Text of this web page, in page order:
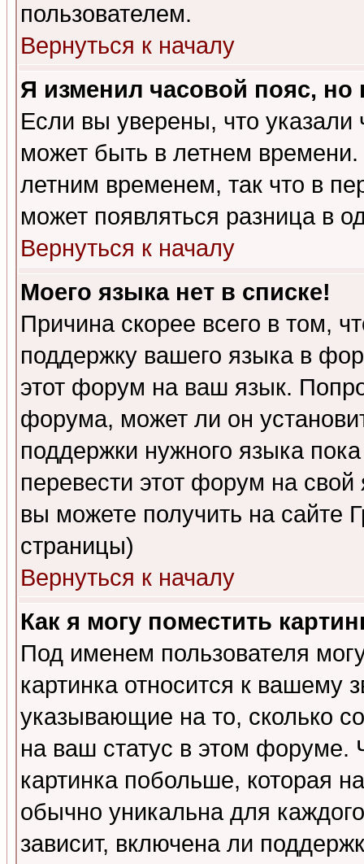
пользователем.
Вернуться к началу
Я изменил часовой пояс,
Если вы уверены, что указали
может быть в летнем
летним временем, так что в
может появляться разница в
Вернуться к началу
Моего языка нет в списке!
Причина скорее всего в том,
поддержку вашего языка в
этот форум на ваш язык.
форума, может ли он
поддержки нужного языка
перевести этот форум на
вы можете получить на сайте
страницы)
Вернуться к началу
Как я могу поместить
Под именем пользователя
картинка относится к вашему
указывающие на то, сколько
на ваш статус в этом форуме.
картинка побольше, которая
обычно уникальна для
зависит, включена ли